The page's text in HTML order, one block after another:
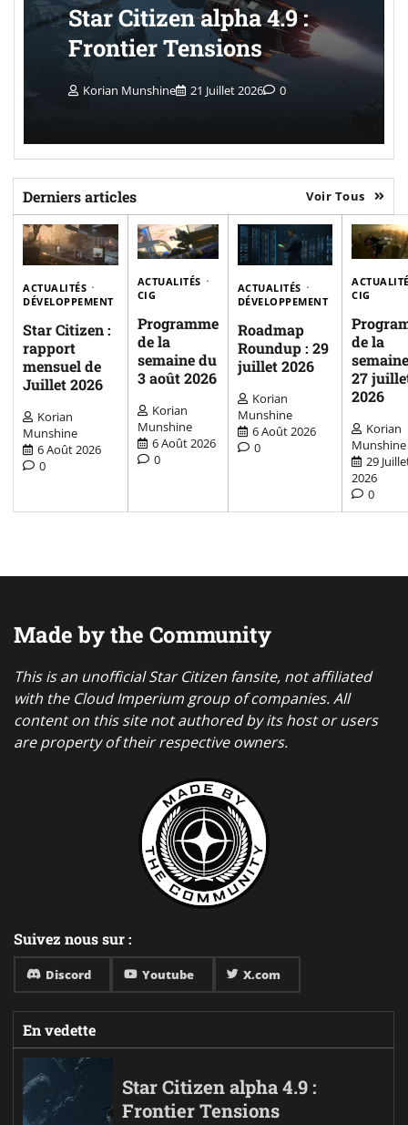
Star Citizen alpha 4.9 :
Frontier Tensions
Korian Munshine 21 Juillet 2026 0
Derniers articles Voir Tous
ACTUALITÉS
DÉVELOPPEMENT
Star Citizen :
rapport
mensuel de
Juillet 2026
Korian
Munshine
6 Août 2026
0
ACTUALITÉS
CIG
Programme
de la
semaine du
3 août 2026
Korian
Munshine
6 Août 2026
0
ACTUALITÉS
DÉVELOPPEMENT
Roadmap
Roundup : 29
juillet 2026
Korian
Munshine
6 Août 2026
0
CIG
de la
27
2026
Korian
Munshine
29
2026
0
Made by the Community
This is an unofficial Star Citizen fansite, not affiliated
with the Cloud Imperium group of companies. All
content on this site not authored by its host or users
are property of their respective owners.
Suivez nous sur :
Discord Youtube X.com
En vedette
Star Citizen alpha 4.9 :
Frontier Tensions